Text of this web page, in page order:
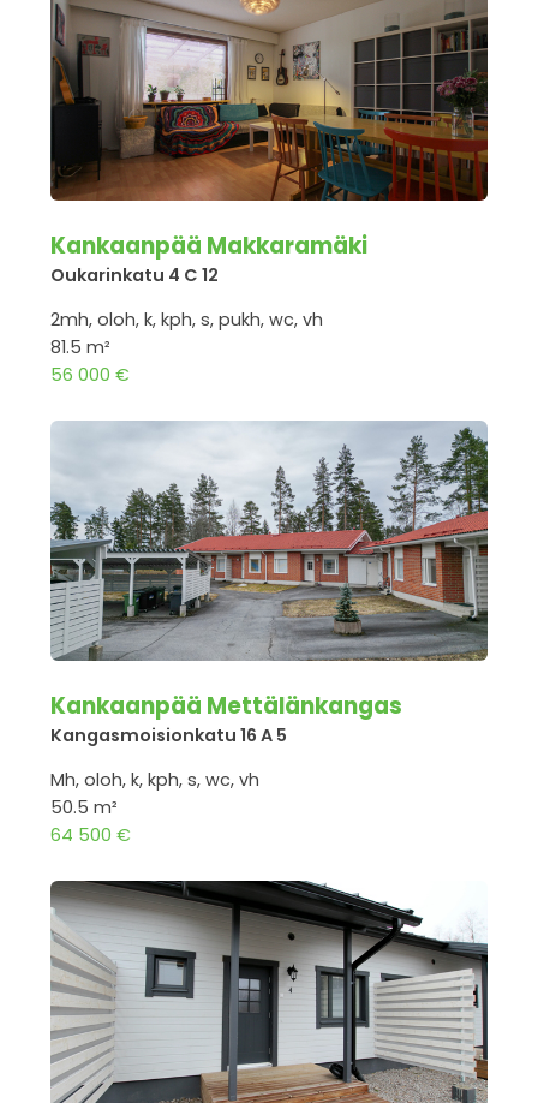
Kankaanpää Makkaramäki
Oukarinkatu 4 C 12
2mh, oloh, k, kph, s, pukh, wc, vh
81.5 m²
56 000 €
Kankaanpää Mettälänkangas
Kangasmoisionkatu 16 A 5
Mh, oloh, k, kph, s, wc, vh
50.5 m²
64 500 €